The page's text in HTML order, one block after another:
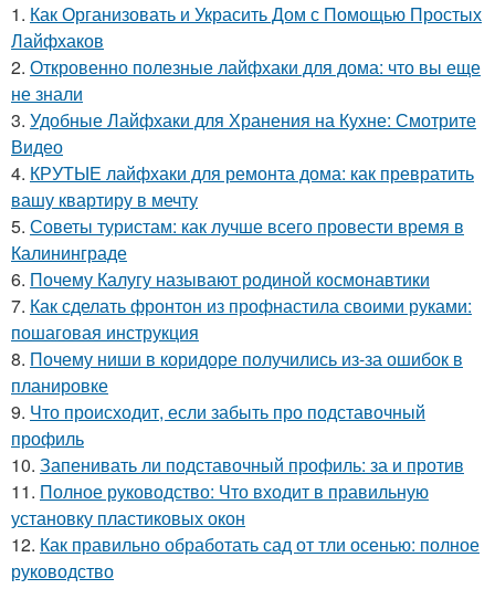
1. Как Организовать и Украсить Дом с Помощью Простых
Лайфхаков
2. Откровенно полезные лайфхаки для дома: что вы еще
не знали
3. Удобные Лайфхаки для Хранения на Кухне: Смотрите
Видео
4. КРУТЫЕ лайфхаки для ремонта дома: как превратить
вашу квартиру в мечту
5. Советы туристам: как лучше всего провести время в
Калининграде
6. Почему Калугу называют родиной космонавтики
7. Как сделать фронтон из профнастила своими руками:
пошаговая инструкция
8. Почему ниши в коридоре получились из-за ошибок в
планировке
9. Что происходит, если забыть про подставочный
профиль
10. Запенивать ли подставочный профиль: за и против
11. Полное руководство: Что входит в правильную
установку пластиковых окон
12. Как правильно обработать сад от тли осенью: полное
руководство